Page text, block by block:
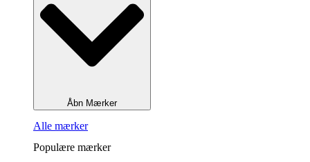
Åbn Mærker
Alle mærker
Populære mærker